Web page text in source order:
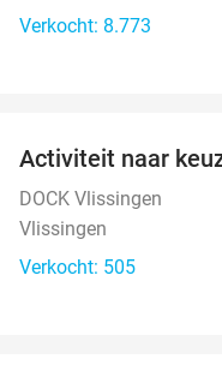
Verkocht: 8.773
Activiteit naar
DOCK Vlissingen
Vlissingen
Verkocht: 505